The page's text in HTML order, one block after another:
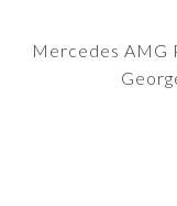
Mercedes AMG